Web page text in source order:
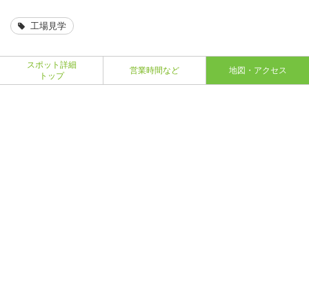
工場見学
スポット詳細
トップ
営業時間など 地図・アクセス